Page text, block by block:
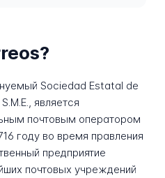
Sociedad Estatal de
является
почтовым оператором
году во время правления
предприятие
почтовых учреждений